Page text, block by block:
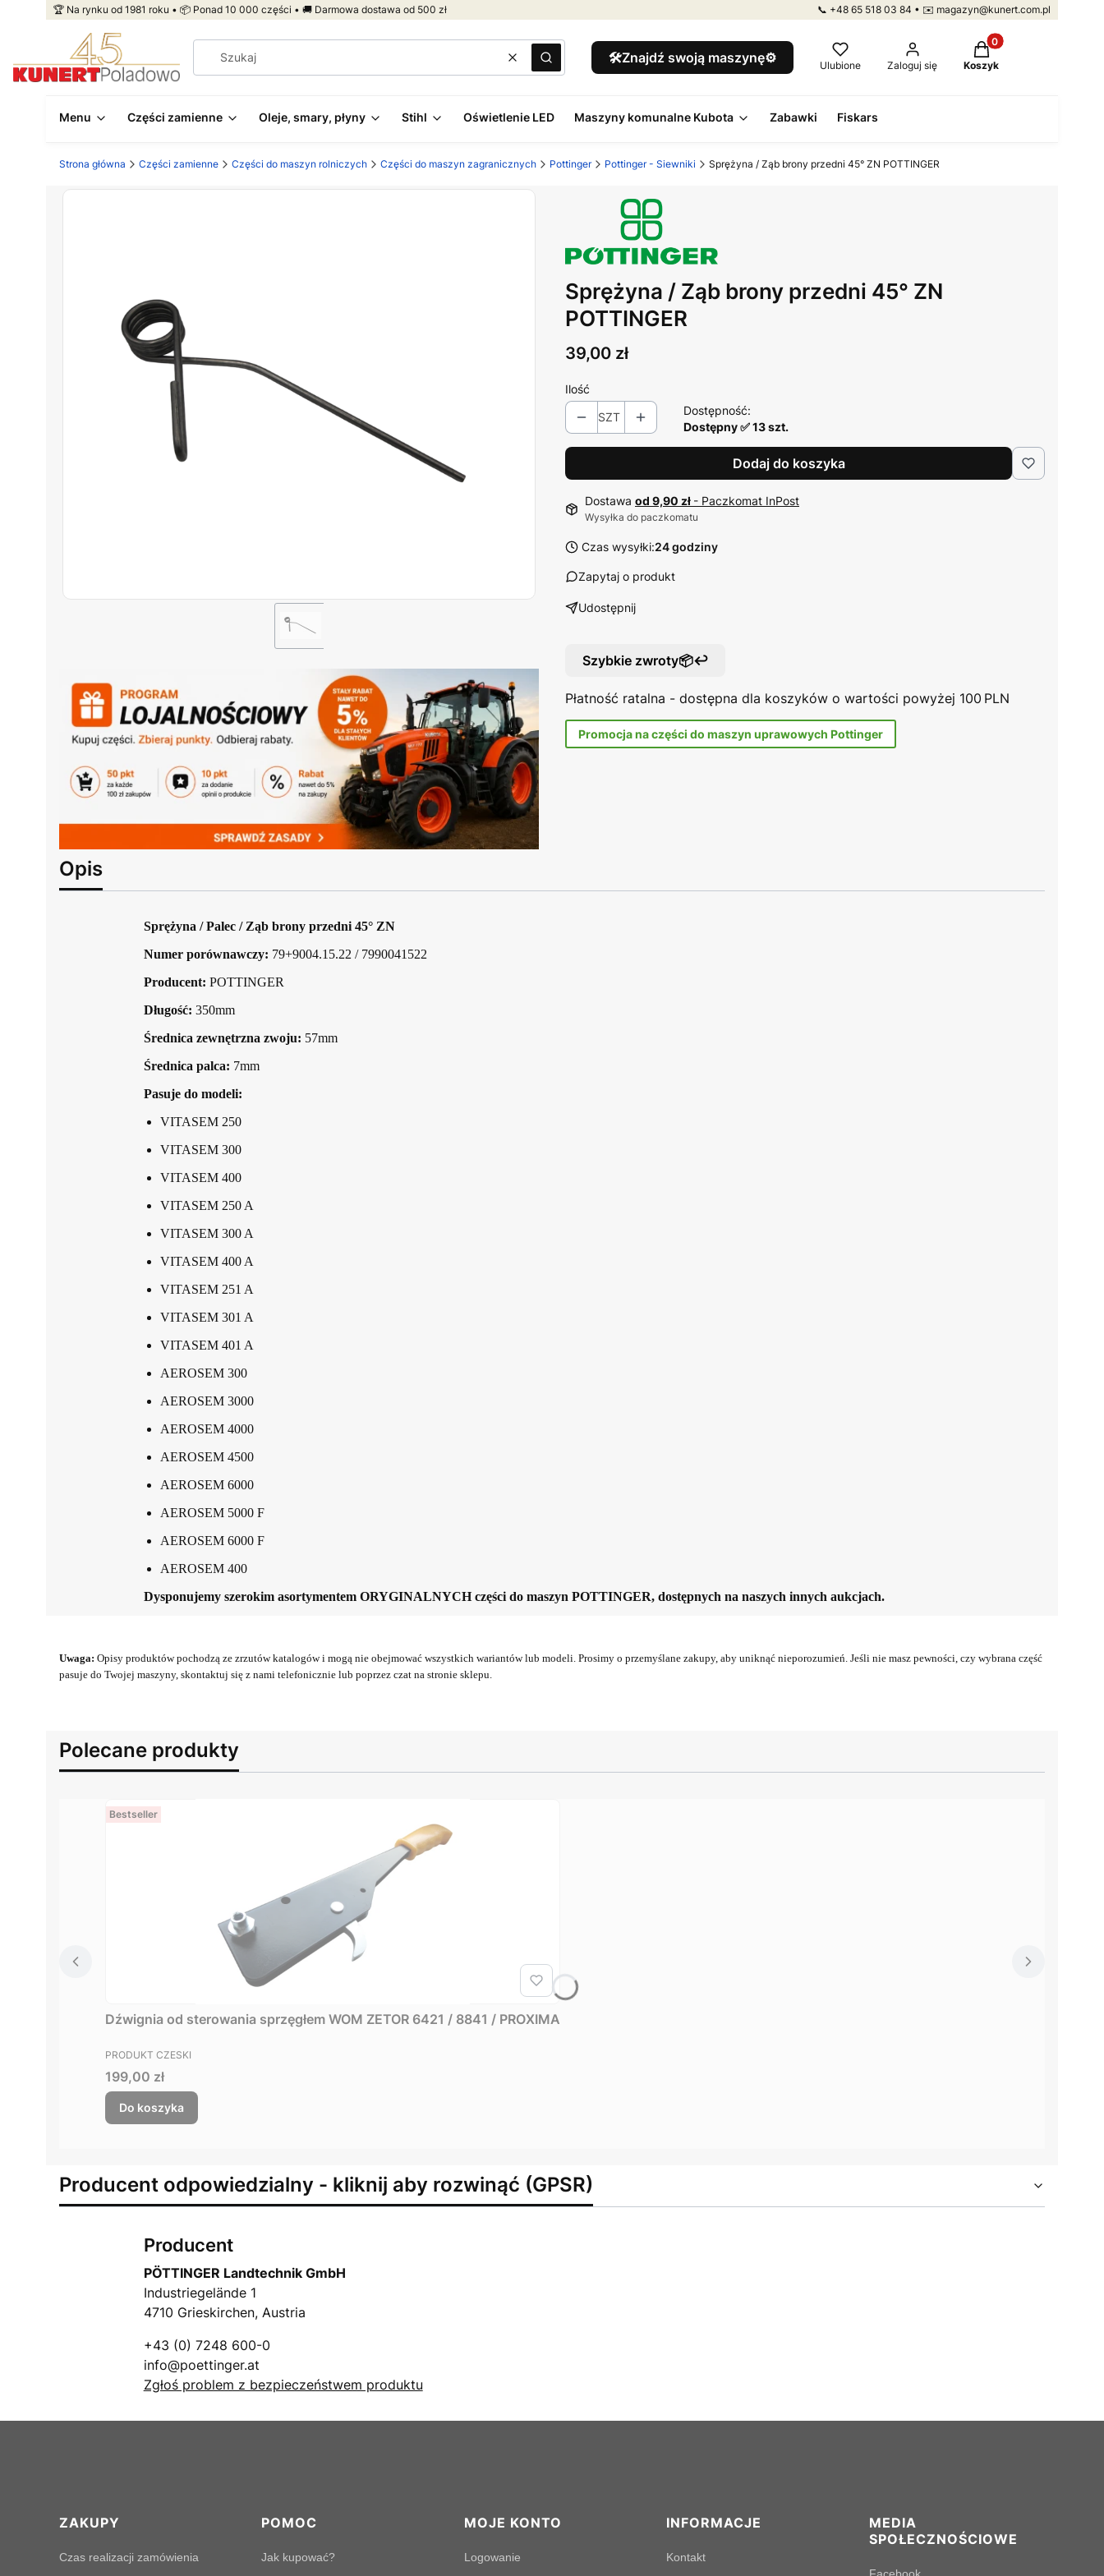
🏆 Na rynku od 1981 roku • 📦 Ponad 10 000 części • 🚚 Darmowa dostawa od 500 zł 📞 +48 65 518 03 84 • ✉️ magazyn@kunert.com.pl
WyczyśćSzukaj 🛠️Znajdź swoją maszynę⚙️ Ulubione Zaloguj się
Produkty w koszyku:
Koszyk
Menu Części zamienne Oleje, smary, płyny Stihl Oświetlenie LED Maszyny komunalne Kubota Zabawki Fiskars
Strona główna Części zamienne Części do maszyn rolniczych Części do maszyn zagranicznych Pottinger Pottinger - Siewniki Sprężyna / Ząb brony przedni 45° ZN POTTINGER
Sprężyna / Ząb brony przedni 45° ZN
POTTINGER
Cena
39,00 zł
Ilość
SZT
Dostępność:
Dostępny ✅ 13 szt.
Dodaj do koszyka
Dostawa od 9,90 zł - Paczkomat InPost
Wysyłka do paczkomatu
Czas wysyłki:24 godziny
Zapytaj o produkt
Udostępnij
Szybkie zwroty📦↩️
Płatność ratalna - dostępna dla koszyków o wartości powyżej 100 PLN
Promocja na części do maszyn uprawowych Pottinger
Opis
Sprężyna / Palec / Ząb brony przedni 45° ZN
Numer porównawczy: 79+9004.15.22 / 7990041522
Producent: POTTINGER
Długość: 350mm
Średnica zewnętrzna zwoju: 57mm
Średnica palca: 7mm
Pasuje do modeli:
VITASEM 250
VITASEM 300
VITASEM 400
VITASEM 250 A
VITASEM 300 A
VITASEM 400 A
VITASEM 251 A
VITASEM 301 A
VITASEM 401 A
AEROSEM 300
AEROSEM 3000
AEROSEM 4000
AEROSEM 4500
AEROSEM 6000
AEROSEM 5000 F
AEROSEM 6000 F
AEROSEM 400
Dysponujemy szerokim asortymentem ORYGINALNYCH części do maszyn POTTINGER, dostępnych na naszych innych aukcjach.
Uwaga: Opisy produktów pochodzą ze zrzutów katalogów i mogą nie obejmować wszystkich wariantów lub modeli. Prosimy o przemyślane zakupy, aby uniknąć nieporozumień. Jeśli nie masz pewności, czy wybrana część
pasuje do Twojej maszyny, skontaktuj się z nami telefonicznie lub poprzez czat na stronie sklepu.
Polecane produkty
Bestseller
Dźwignia od sterowania sprzęgłem WOM ZETOR 6421 / 8841 / PROXIMA
PRODUCENT
PRODUKT CZESKI
Cena
199,00 zł
Do koszyka
Producent odpowiedzialny - kliknij aby rozwinąć (GPSR)
Producent
PÖTTINGER Landtechnik GmbH
Industriegelände 1
4710 Grieskirchen, Austria
+43 (0) 7248 600-0
info@poettinger.at
Zgłoś problem z bezpieczeństwem produktu
Linki w stopce
ZAKUPY
Czas realizacji zamówienia
POMOC
Jak kupować?
MOJE KONTO
Logowanie
INFORMACJE
Kontakt
MEDIA
SPOŁECZNOŚCIOWE